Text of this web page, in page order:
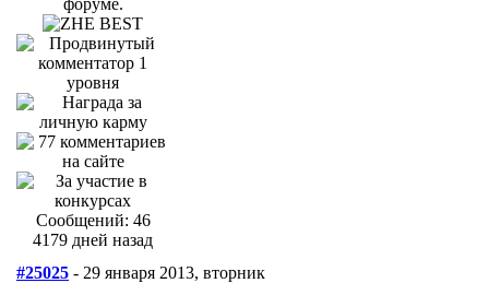
Сообщений: 46
4179 дней назад
#25025 - 29 января 2013, вторник